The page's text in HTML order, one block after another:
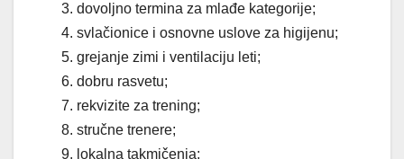
dovoljno termina za mlađe kategorije;
svlačionice i osnovne uslove za higijenu;
grejanje zimi i ventilaciju leti;
dobru rasvetu;
rekvizite za trening;
stručne trenere;
lokalna takmičenja;